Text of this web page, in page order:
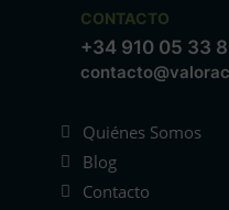
CONTACTO
+34 910 05 33
Quiénes Somos
Blog
Contacto